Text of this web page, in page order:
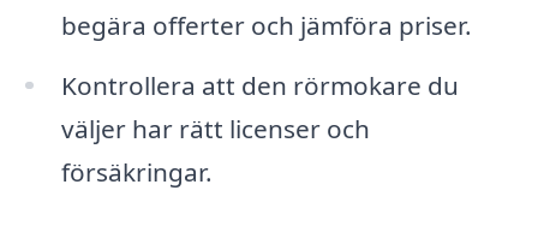
begära offerter och jämföra priser.
Kontrollera att den rörmokare du
väljer har rätt licenser och
försäkringar.